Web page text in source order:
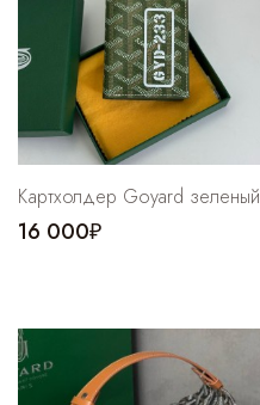
Картхолдер Goyard зеленый
16 000₽